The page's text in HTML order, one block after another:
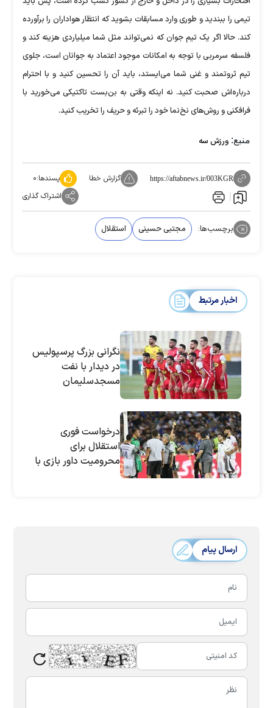
تیمی را ببندید و طوری وارد مسابقات بشوید که انتظار هواداران را برآورده
کند. حالا اگر یک تیم جوان که نمی‌تواند مثل شما میلیاردی هزینه کند و
فلسفه سرمربی با توجه به امکانات موجود اعتماد به جوانان است، جلوی
تیم ثروتمند و غنی شما می‌ایستد، باید آن را تحسین کنید و با احترام
درباره‌اش صحبت کنید. نه اینکه وقتی به بن‌بست تاکتیکی می‌خورید با
فرافکنی و روش‌های نخ‌نما خود را تبرئه و حریف را تخریب کنید.
منبع: ورزش سه
https://aftabnews.ir/003KGR گزارش خطا پسندها:۰
اشتراک گذاری
برچسب‌ها: مجتبی حسینی استقلال
اخبار مرتبط
نگرانی بزرگ پرسپولیس
در دیدار با نفت
مسجدسلیمان
درخواست فوری
استقلال برای
محرومیت داور بازی با
ارسال پیام